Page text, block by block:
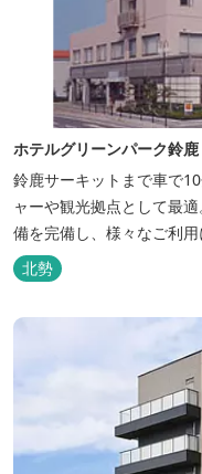
ホテルグリーンパーク鈴鹿
鈴鹿サーキットまで車で
ャーや観光拠点として最
備を完備し、様々なご利
ランみやびを併設。
北勢